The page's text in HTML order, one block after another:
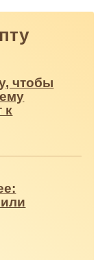
чтобы
к